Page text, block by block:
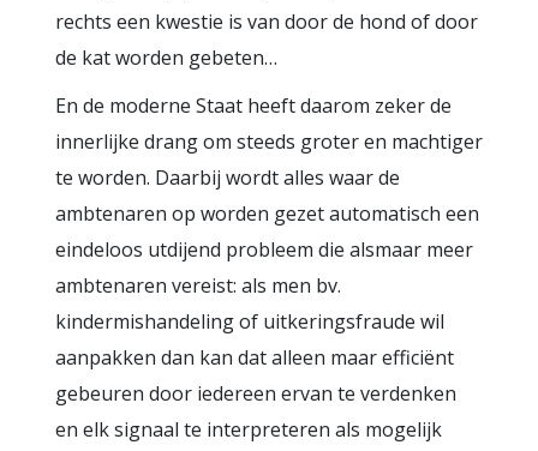
rechts een kwestie is van door de hond of door
de kat worden gebeten…
En de moderne Staat heeft daarom zeker de
innerlijke drang om steeds groter en machtiger
te worden. Daarbij wordt alles waar de
ambtenaren op worden gezet automatisch een
eindeloos utdijend probleem die alsmaar meer
ambtenaren vereist: als men bv.
kindermishandeling of uitkeringsfraude wil
aanpakken dan kan dat alleen maar efficiënt
gebeuren door iedereen ervan te verdenken
en elk signaal te interpreteren als mogelijk